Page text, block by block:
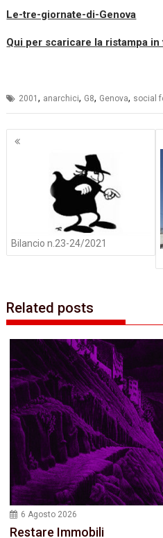
Le-tre-giornate-di-Genova
Qui per scaricare la ristampa in
2001, anarchici, G8, Genova, social
Navigazione
Bilancio n.23-24/2021
Related posts
6 Agosto 2026
Restare Immobili